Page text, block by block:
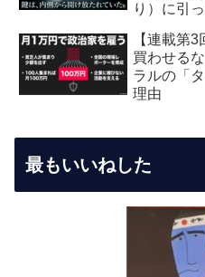
り）に引
ィア編：
【連載第
買わせる
ラルの「
理由
最もいいねした